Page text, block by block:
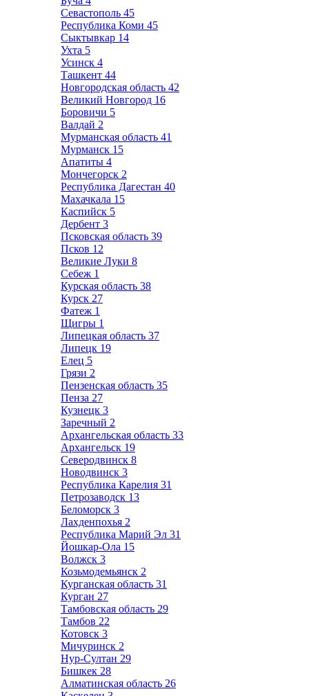
Севастополь 45
Республика Коми 45
Сыктывкар 14
Ухта 5
Усинск 4
Ташкент 44
Новгородская область 42
Великий Новгород 16
Боровичи 5
Валдай 2
Мурманская область 41
Мурманск 15
Апатиты 4
Мончегорск 2
Республика Дагестан 40
Махачкала 15
Каспийск 5
Дербент 3
Псковская область 39
Псков 12
Великие Луки 8
Себеж 1
Курская область 38
Курск 27
Фатеж 1
Щигры 1
Липецкая область 37
Липецк 19
Елец 5
Грязи 2
Пензенская область 35
Пенза 27
Кузнецк 3
Заречный 2
Архангельская область 33
Архангельск 19
Северодвинск 8
Новодвинск 3
Республика Карелия 31
Петрозаводск 13
Беломорск 3
Лахденпохья 2
Республика Марий Эл 31
Йошкар-Ола 15
Волжск 3
Козьмодемьянск 2
Курганская область 31
Курган 27
Тамбовская область 29
Тамбов 22
Котовск 3
Мичуринск 2
Нур-Султан 29
Бишкек 28
Алматинская область 26